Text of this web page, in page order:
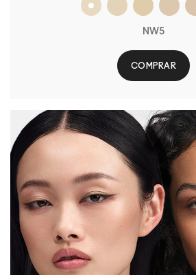
NW5
COMPRAR